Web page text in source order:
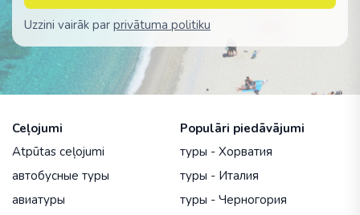
Uzzini vairāk par privātuma politiku
Ceļojumi
Atpūtas ceļojumi
автобусные туры
авиатуры
Populāri piedāvājumi
туры - Хорватия
туры - Италия
туры - Черногория